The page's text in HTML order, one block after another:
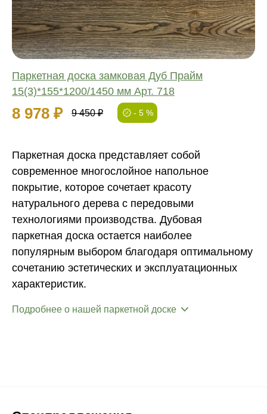
Паркетная доска замковая Дуб Прайм
15(3)*155*1200/1450 мм Арт. 718
8 978 ₽ 9 450 ₽ - 5 %
Толщина:
Паркетная доска представляет собой
современное многослойное напольное
покрытие, которое сочетает красоту
натурального дерева с передовыми
технологиями производства. Дубовая
паркетная доска остается наиболее
популярным выбором благодаря оптимальному
сочетанию эстетических и эксплуатационных
характеристик.
Подробнее о нашей паркетной доске